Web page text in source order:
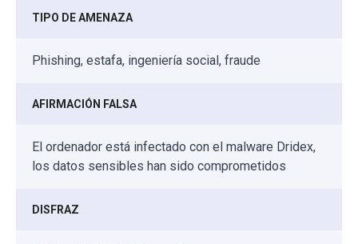
TIPO DE AMENAZA
Phishing, estafa, ingeniería social, fraude
AFIRMACIÓN FALSA
El ordenador está infectado con el malware Dridex,
los datos sensibles han sido comprometidos
DISFRAZ